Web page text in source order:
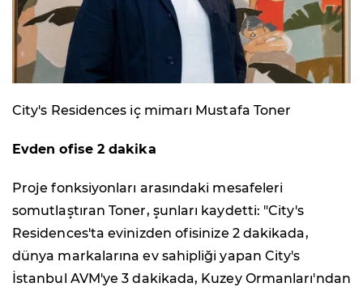
City's Residences iç mimarı Mustafa Toner
Evden ofise 2 dakika
Proje fonksiyonları arasındaki mesafeleri
somutlaştıran Toner, şunları kaydetti: "City's
Residences'ta evinizden ofisinize 2 dakikada,
dünya markalarına ev sahipliği yapan City's
İstanbul AVM'ye 3 dakikada, Kuzey Ormanları'ndan